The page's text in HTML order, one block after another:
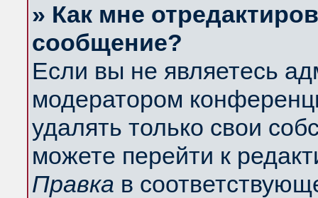
» Как мне
сообщение?
Если вы не являетесь
модератором
удалять только свои
можете перейти к
Правка в